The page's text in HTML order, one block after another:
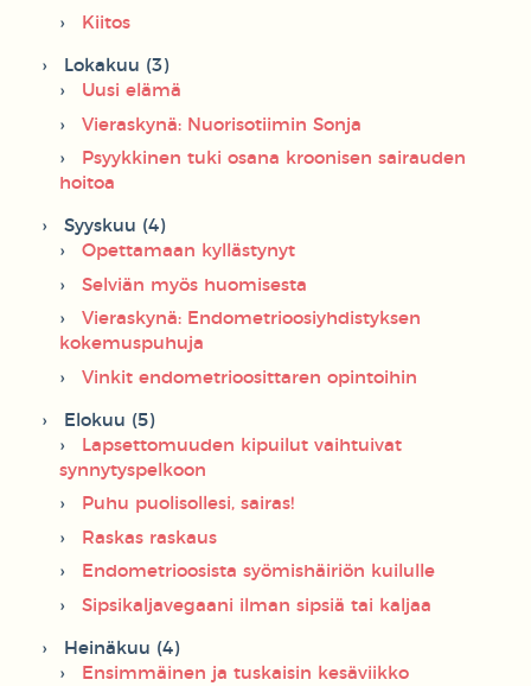
Kiitos
Lokakuu (3)
Uusi elämä
Vieraskynä: Nuorisotiimin Sonja
Psyykkinen tuki osana kroonisen sairauden
hoitoa
Syyskuu (4)
Opettamaan kyllästynyt
Selviän myös huomisesta
Vieraskynä: Endometrioosiyhdistyksen
kokemuspuhuja
Vinkit endometrioosittaren opintoihin
Elokuu (5)
Lapsettomuuden kipuilut vaihtuivat
synnytyspelkoon
Puhu puolisollesi, sairas!
Raskas raskaus
Endometrioosista syömishäiriön kuilulle
Sipsikaljavegaani ilman sipsiä tai kaljaa
Heinäkuu (4)
Ensimmäinen ja tuskaisin kesäviikko